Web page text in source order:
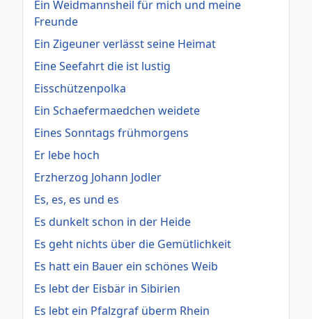
Ein Weidmannsheil für mich und meine
Freunde
Ein Zigeuner verlässt seine Heimat
Eine Seefahrt die ist lustig
Eisschützenpolka
Ein Schaefermaedchen weidete
Eines Sonntags frühmorgens
Er lebe hoch
Erzherzog Johann Jodler
Es, es, es und es
Es dunkelt schon in der Heide
Es geht nichts über die Gemütlichkeit
Es hatt ein Bauer ein schönes Weib
Es lebt der Eisbär in Sibirien
Es lebt ein Pfalzgraf überm Rhein